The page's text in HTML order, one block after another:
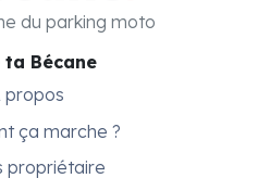
ta Bécane
propos
ça marche ?
propriétaire
du parking moto